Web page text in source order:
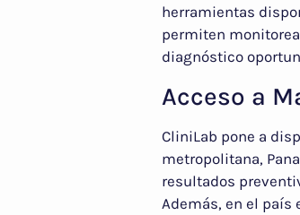
herramientas
permiten
diagnóstico
Acceso a
CliniLab pone a
metropolitana,
resultados
Además, en el país